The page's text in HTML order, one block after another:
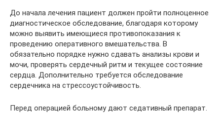
До начала лечения пациент должен пройти полноценное
диагностическое обследование, благодаря которому
можно выявить имеющиеся противопоказания к
проведению оперативного вмешательства. В
обязательно порядке нужно сдавать анализы крови и
мочи, проверять сердечный ритм и текущее состояние
сердца. Дополнительно требуется обследование
сердечника на стрессоустойчивость.
Перед операцией больному дают седативный препарат.